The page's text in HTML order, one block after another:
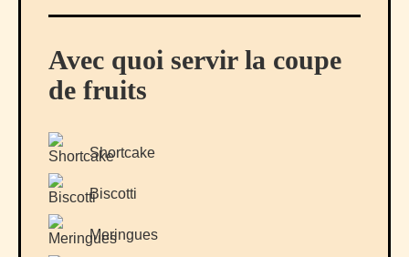
Avec quoi servir la coupe
de fruits
Shortcake
Biscotti
Meringues